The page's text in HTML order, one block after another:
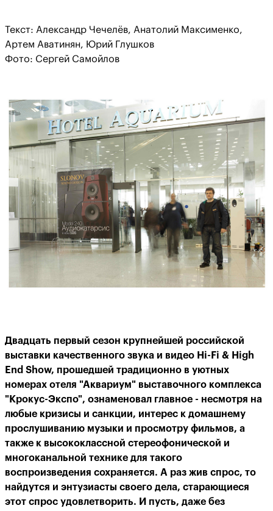
Текст: Александр Чечелёв, Анатолий Максименко,
Артем Аватинян, Юрий Глушков
Фото: Сергей Самойлов
Двадцать первый сезон крупнейшей российской
выставки качественного звука и видео Hi-Fi & High
End Show, прошедшей традиционно в уютных
номерах отеля "Аквариум" выставочного комплекса
"Крокус-Экспо", ознаменовал главное - несмотря на
любые кризисы и санкции, интерес к домашнему
прослушиванию музыки и просмотру фильмов, а
также к высококлассной стереофонической и
многоканальной технике для такого
воспроизведения сохраняется. А раз жив спрос, то
найдутся и энтузиасты своего дела, старающиеся
этот спрос удовлетворить. И пусть, даже без